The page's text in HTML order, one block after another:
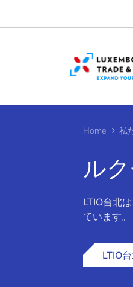
Home
ル
LTIO台北
ています。
LTIO